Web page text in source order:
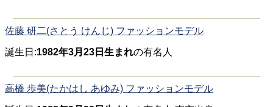
佐藤 研二(さとう けんじ) ファッションモデル
誕生日:1982年3月23日生まれの有名人
高橋 歩美(たかはし あゆみ) ファッションモデル